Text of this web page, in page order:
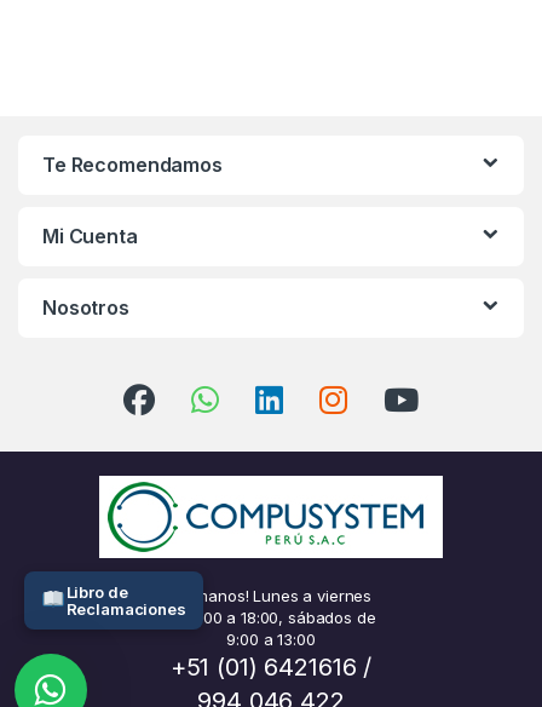
Te Recomendamos
Mi Cuenta
Nosotros
¡Llámanos! Lunes a viernes
de 9:00 a 18:00, sábados de
9:00 a 13:00
+51 (01) 6421616 /
994 046 422
Libro de
Reclamaciones